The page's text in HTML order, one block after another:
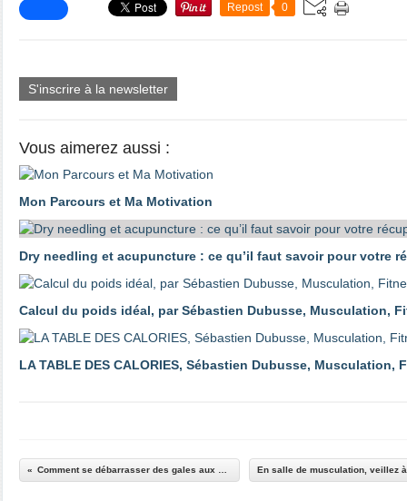
Repost 0
S'inscrire à la newsletter
Vous aimerez aussi :
Mon Parcours et Ma Motivation
Dry needling et acupuncture : ce qu’il faut savoir pour votre
Calcul du poids idéal, par Sébastien Dubusse, Musculation,
LA TABLE DES CALORIES, Sébastien Dubusse, Musculation,